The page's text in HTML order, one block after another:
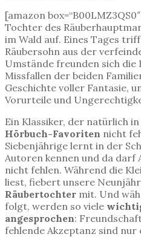
[amazon
Tochter des
im Wald auf. Eines Tages
Räubersohn aus der
Umstände freunden sich die
Missfallen der beiden
Geschichte voller Fantasie,
Vorurteile und
Ein Klassiker, der natürlich
Hörbuch-Favoriten nicht
Siebenjährige lernt in der
Autoren kennen und da
nicht fehlen. Während die
liest, fiebert unsere
Räubertochter mit. Und
folgt, werden so viele
angesprochen:
fehlende Akzeptanz sind nur